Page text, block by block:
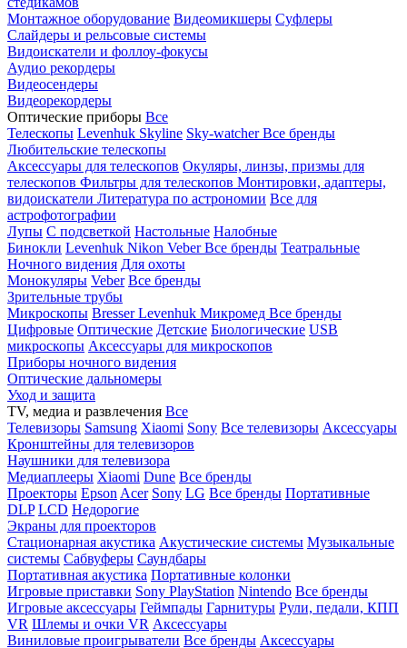
Монтажное оборудование Видеомикшеры Суфлеры
Слайдеры и рельсовые системы
Видоискатели и фоллоу-фокусы
Аудио рекордеры
Видеосендеры
Видеорекордеры
Оптические приборы Все
Телескопы Levenhuk Skyline Sky-watcherВсе бренды
Любительские телескопы
Аксессуары для телескопов Окуляры, линзы, призмы для
телескопов Фильтры для телескопов Монтировки, адаптеры,
видоискатели Литература по астрономии Все для
астрофотографии
Лупы С подсветкой Настольные Налобные
Бинокли Levenhuk Nikon VeberВсе бренды Театральные
Ночного видения Для охоты
Монокуляры Veber Все бренды
Зрительные трубы
Микроскопы BresserLevenhuk Микромед Все бренды
Цифровые Оптические Детские Биологические USB
микроскопы Аксессуары для микроскопов
Приборы ночного видения
Оптические дальномеры
Уход и защита
TV, медиа и развлечения Все
Телевизоры Samsung Xiaomi Sony Все телевизоры Аксессуары
Кронштейны для телевизоров
Наушники для телевизора
Медиаплееры Xiaomi Dune Все бренды
Проекторы Epson Acer Sony LG Все бренды Портативные
DLP LCD Недорогие
Экраны для проекторов
Стационарная акустика Акустические системы Музыкальные
системы Сабвуферы Саундбары
Портативная акустика Портативные колонки
Игровые приставки Sony PlayStation Nintendo Все бренды
Игровые аксессуары Геймпады Гарнитуры Рули, педали, КПП
VR Шлемы и очки VR Аксессуары
Виниловые проигрыватели Все бренды Аксессуары